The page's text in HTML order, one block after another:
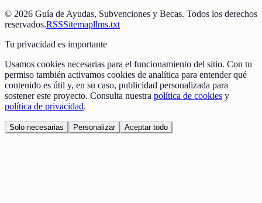
© 2026 Guía de Ayudas, Subvenciones y Becas. Todos los derechos
reservados.RSSSitemapllms.txt
Tu privacidad es importante
Usamos cookies necesarias para el funcionamiento del sitio. Con tu
permiso también activamos cookies de analítica para entender qué
contenido es útil y, en su caso, publicidad personalizada para
sostener este proyecto. Consulta nuestra política de cookies y
política de privacidad.
Solo necesarias Personalizar Aceptar todo